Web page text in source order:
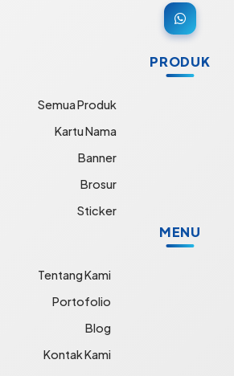
PRODUK
Semua Produk
Kartu Nama
Banner
Brosur
Sticker
MENU
Tentang Kami
Portofolio
Blog
Kontak Kami